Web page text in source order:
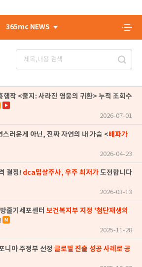
365mc NEWS
행작 <줄지: 사라진 영웅의 귀환> 누적 조회수
2026-07-01
러운게 아닌, 진짜 자연의 내 가슴 <배파가
2026-04-23
결정! dca밉살주사, 우주 최저가도전합니다
2026-03-13
방줄기세포센터 보건복지부 지정 '첨단재생의
2025-11-28
아 주정부 선정 글로벌 진출 성공 사례로 공